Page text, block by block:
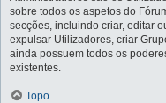
sobre todos os aspetos do
secções, incluindo criar, editar
expulsar Utilizadores, criar
ainda possuem todos os
existentes.
Topo